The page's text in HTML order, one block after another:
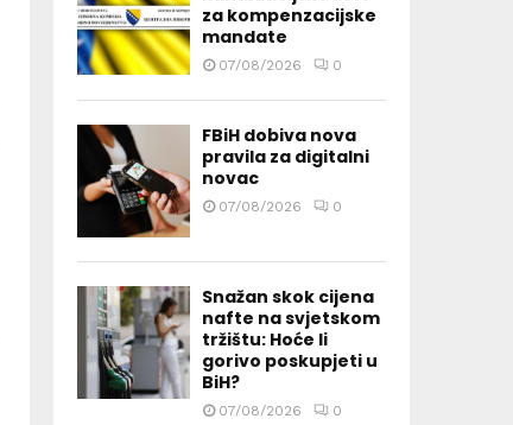
za kompenzacijske
mandate
07/08/2026 0
FBiH dobiva nova
pravila za digitalni
novac
07/08/2026 0
Snažan skok cijena
nafte na svjetskom
tržištu: Hoće li
gorivo poskupjeti u
BiH?
07/08/2026 0